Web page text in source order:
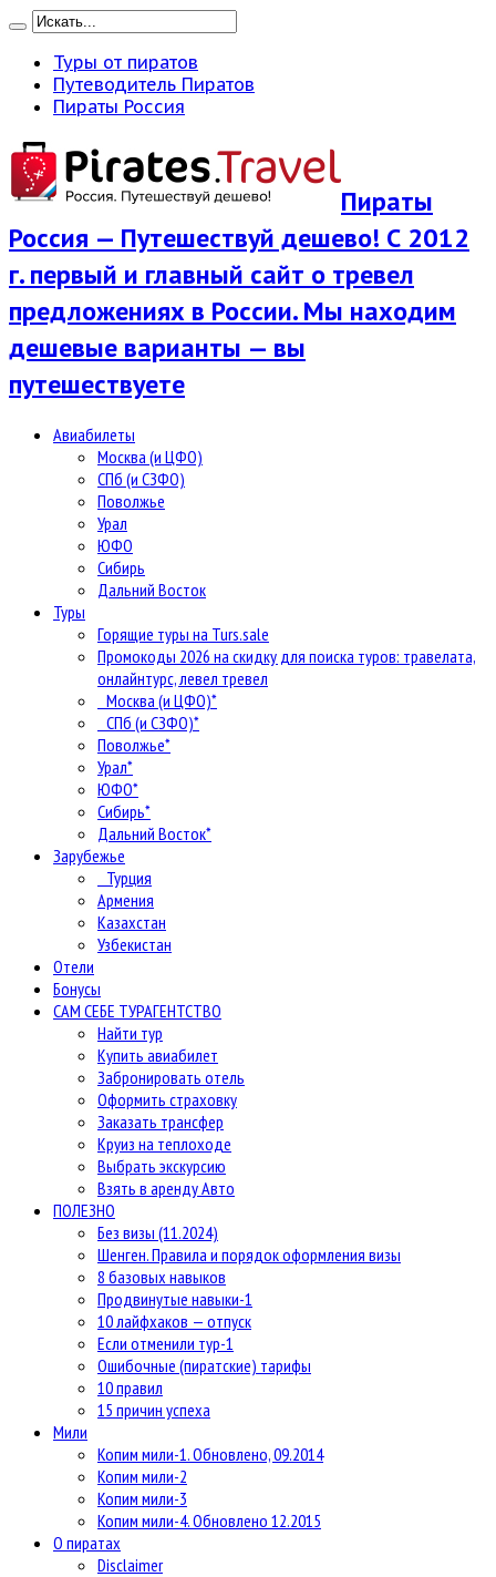
Туры от пиратов
Путеводитель Пиратов
Пираты Россия
Пираты
Россия — Путешествуй дешево! С 2012
г. первый и главный сайт о тревел
предложениях в России. Мы находим
дешевые варианты — вы
путешествуете
Авиабилеты
Москва (и ЦФО)
СПб (и СЗФО)
Поволжье
Урал
ЮФО
Сибирь
Дальний Восток
Туры
Горящие туры на Turs.sale
Промокоды 2026 на скидку для поиска туров: травелата,
онлайнтурс, левел тревел
Москва (и ЦФО)*
СПб (и СЗФО)*
Поволжье*
Урал*
ЮФО*
Сибирь*
Дальний Восток*
Зарубежье
Турция
Армения
Казахстан
Узбекистан
Отели
Бонусы
САМ СЕБЕ ТУРАГЕНТСТВО
Найти тур
Купить авиабилет
Забронировать отель
Оформить страховку
Заказать трансфер
Круиз на теплоходе
Выбрать экскурсию
Взять в аренду Авто
ПОЛЕЗНО
Без визы (11.2024)
Шенген. Правила и порядок оформления визы
8 базовых навыков
Продвинутые навыки-1
10 лайфхаков — отпуск
Если отменили тур-1
Ошибочные (пиратские) тарифы
10 правил
15 причин успеха
Мили
Копим мили-1. Обновлено, 09.2014
Копим мили-2
Копим мили-3
Копим мили-4. Обновлено 12.2015
О пиратах
Disclaimer